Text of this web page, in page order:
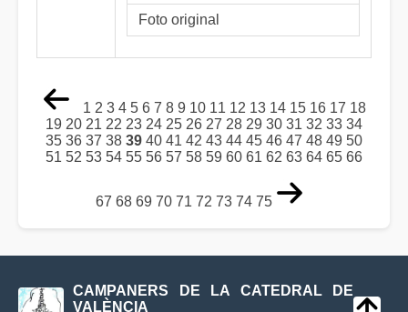
Foto original
1 2 3 4 5 6 7 8 9 10 11 12 13 14 15 16 17 18
19 20 21 22 23 24 25 26 27 28 29 30 31 32 33 34
35 36 37 38 39 40 41 42 43 44 45 46 47 48 49 50
51 52 53 54 55 56 57 58 59 60 61 62 63 64 65 66
67 68 69 70 71 72 73 74 75
CAMPANERS DE LA CATEDRAL DE
VALÈNCIA